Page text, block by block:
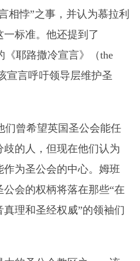
相悖”之事，并认为慕拉利
标准。他还提到了
《耶路撒冷宣言》（the
宣言呼吁领导层维护圣
们曾希望英国圣公会能任
的人，但现在他们认为
为圣公会的中心。姆班
会的权柄将落在那些“在
理和圣经权威”的领袖们